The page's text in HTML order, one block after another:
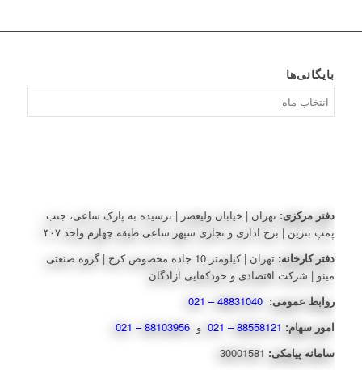
بایگانی‌ها
دفتر مرکزی: تهران | خیابان ولیعصر | نرسیده به پارک ساعی، جنب
پمپ بنزین | برج اداری و تجاری سپهر ساعی طبقه چهارم واحد ۴۰۷
دفتر کارخانه:
تهران | کیلومتر 10 جاده مخصوص کرج | گروه صنعتی
مینو | شرکت اقتصادی و خودکفایی آزادگان
روابط عمومی:
امور سهام: 88558121 – 021 و
سامانه پیامکی: